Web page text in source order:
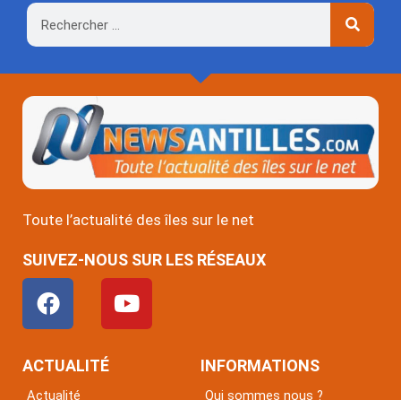
Rechercher
Toute l’actualité des îles sur le net
SUIVEZ-NOUS SUR LES RÉSEAUX
F
a
c
e
Y
o
u
ACTUALITÉ
Actualité
INFORMATIONS
Qui sommes nous ?